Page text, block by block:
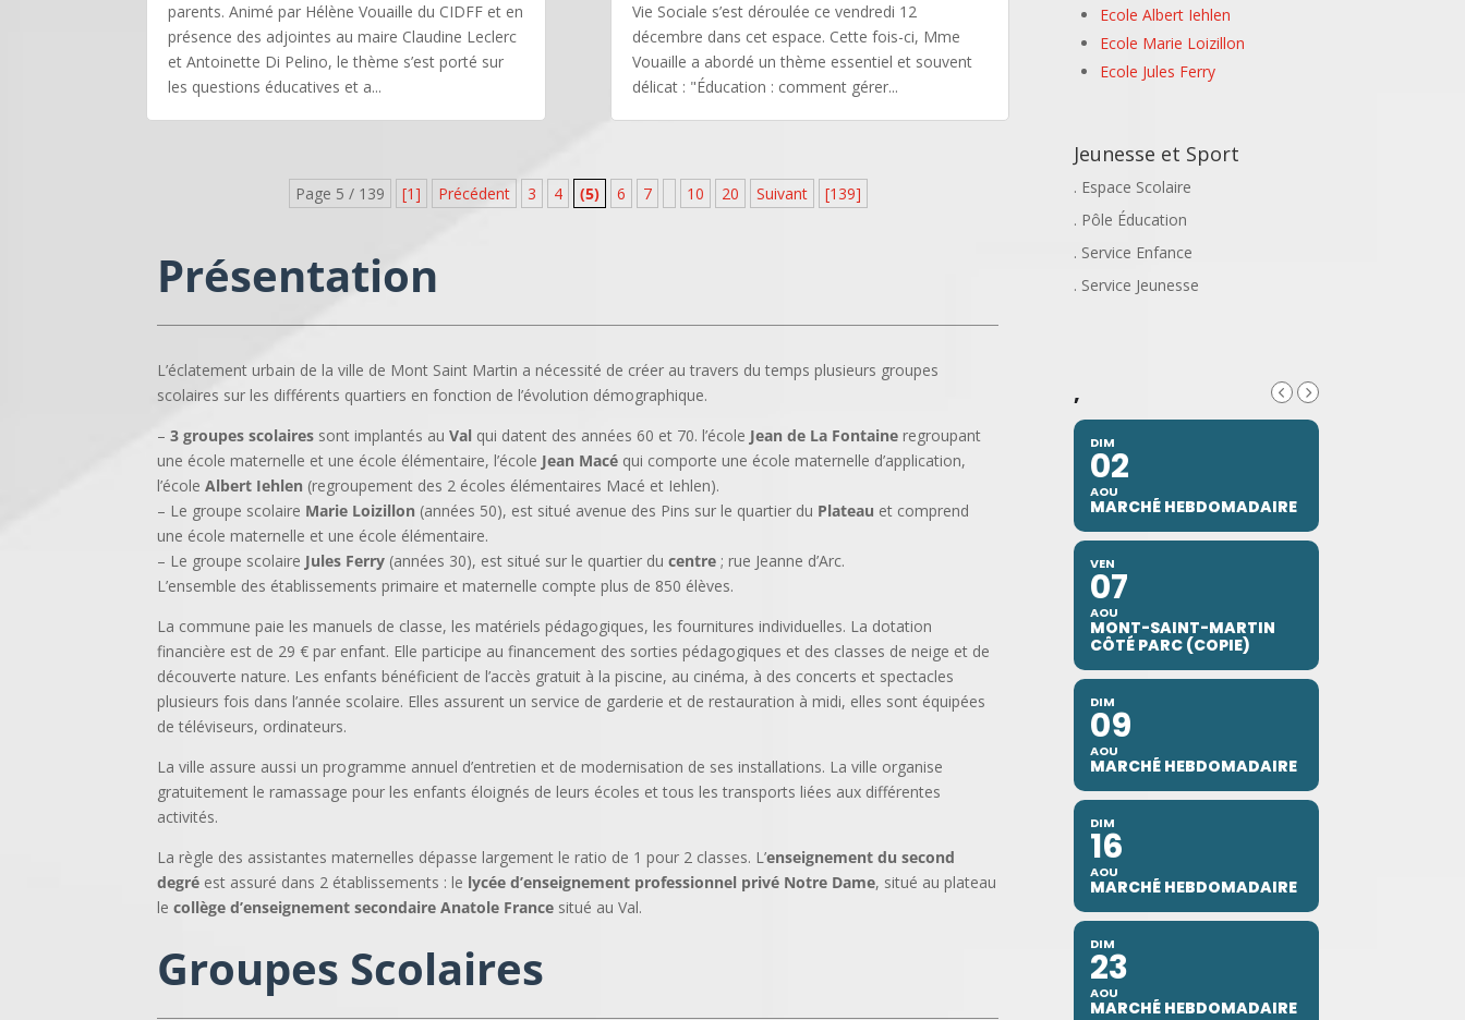
parents. Animé par Hélène Vouaille du CIDFF et en
présence des adjointes au maire Claudine Leclerc
et Antoinette Di Pelino, le thème s’est porté sur
les questions éducatives et a...
Vie Sociale s’est déroulée ce vendredi 12
décembre dans cet espace. Cette fois-ci, Mme
Vouaille a abordé un thème essentiel et souvent
délicat : "Éducation : comment gérer...
Page 5 / 139 [1] Précédent 3 4 (5) 6 7 10 20 Suivant [139]
Présentation
L’éclatement urbain de la ville de Mont Saint Martin a nécessité de créer au travers du temps plusieurs groupes
scolaires sur les différents quartiers en fonction de l’évolution démographique.
–3 groupes scolaires sont implantés auVal qui datent des années 60 et 70. l’école Jean de La Fontaine regroupant
une école maternelle et une école élémentaire, l’école Jean Macé qui comporte une école maternelle d’application,
l’écoleAlbert Iehlen (regroupement des 2 écoles élémentaires Macé et Iehlen).
– Le groupe scolaire Marie Loizillon (années 50), est situé avenue des Pins sur le quartier du Plateau et comprend
une école maternelle et une école élémentaire.
– Le groupe scolaire Jules Ferry (années 30), est situé sur le quartier ducentre ; rue Jeanne d’Arc.
L’ensemble des établissements primaire et maternelle compte plus de 850 élèves.
La commune paie les manuels de classe, les matériels pédagogiques, les fournitures individuelles. La dotation
financière est de 29 € par enfant. Elle participe au financement des sorties pédagogiques et des classes de neige et de
découverte nature. Les enfants bénéficient de l’accès gratuit à la piscine, au cinéma, à des concerts et spectacles
plusieurs fois dans l’année scolaire. Elles assurent un service de garderie et de restauration à midi, elles sont équipées
de téléviseurs, ordinateurs.
La ville assure aussi un programme annuel d’entretien et de modernisation de ses installations. La ville organise
gratuitement le ramassage pour les enfants éloignés de leurs écoles et tous les transports liées aux différentes
activités.
La règle des assistantes maternelles dépasse largement le ratio de 1 pour 2 classes. L’enseignement du second
degré est assuré dans 2 établissements : le lycée d’enseignement professionnel privé Notre Dame, situé au plateau
lecollège d’enseignement secondaire Anatole France situé au Val.
Groupes Scolaires
Ecole Albert Iehlen
Ecole Marie Loizillon
Ecole Jules Ferry
Jeunesse et Sport
. Espace Scolaire
. Pôle Éducation
. Service Enfance
. Service Jeunesse
,
DIM
02
AOU
MARCHÉ HEBDOMADAIRE
VEN
07
AOU
MONT-SAINT-MARTIN
CÔTÉ PARC (COPIE)
DIM
09
AOU
MARCHÉ HEBDOMADAIRE
DIM
16
AOU
MARCHÉ HEBDOMADAIRE
DIM
23
AOU
MARCHÉ HEBDOMADAIRE